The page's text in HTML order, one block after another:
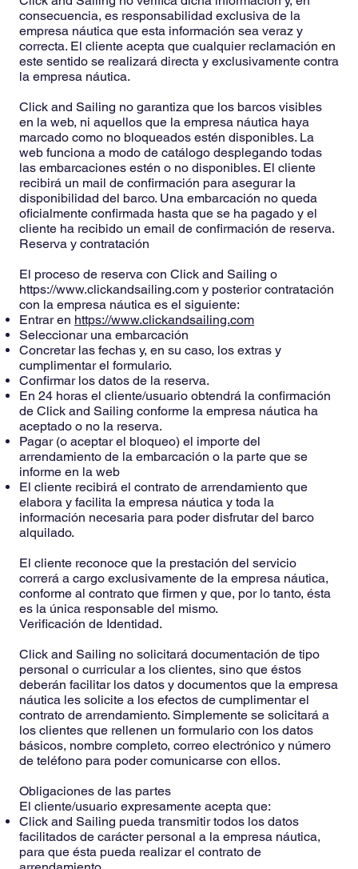
consecuencia, es responsabilidad exclusiva de la
empresa náutica que esta información sea veraz y
correcta. El cliente acepta que cualquier reclamación en
este sentido se realizará directa y exclusivamente contra
la empresa náutica.
Click and Sailing no garantiza que los barcos visibles
en la web, ni aquellos que la empresa náutica haya
marcado como no bloqueados estén disponibles. La
web funciona a modo de catálogo desplegando todas
las embarcaciones estén o no disponibles. El cliente
recibirá un mail de confirmación para asegurar la
disponibilidad del barco. Una embarcación no queda
oficialmente confirmada hasta que se ha pagado y el
cliente ha recibido un email de confirmación de reserva.
Reserva y contratación
El proceso de reserva con Click and Sailing o
https://www.clickandsailing.com y posterior contratación
con la empresa náutica es el siguiente:
Entrar en https://www.clickandsailing.com
Seleccionar una embarcación
Concretar las fechas y, en su caso, los extras y
cumplimentar el formulario.
Confirmar los datos de la reserva.
En 24 horas el cliente/usuario obtendrá la confirmación
de Click and Sailing conforme la empresa náutica ha
aceptado o no la reserva.
Pagar (o aceptar el bloqueo) el importe del
arrendamiento de la embarcación o la parte que se
informe en la web
El cliente recibirá el contrato de arrendamiento que
elabora y facilita la empresa náutica y toda la
información necesaria para poder disfrutar del barco
alquilado.
El cliente reconoce que la prestación del servicio
correrá a cargo exclusivamente de la empresa náutica,
conforme al contrato que firmen y que, por lo tanto, ésta
es la única responsable del mismo.
Verificación de Identidad.
Click and Sailing no solicitará documentación de tipo
personal o curricular a los clientes, sino que éstos
deberán facilitar los datos y documentos que la empresa
náutica les solicite a los efectos de cumplimentar el
contrato de arrendamiento. Simplemente se solicitará a
los clientes que rellenen un formulario con los datos
básicos, nombre completo, correo electrónico y número
de teléfono para poder comunicarse con ellos.
Obligaciones de las partes
El cliente/usuario expresamente acepta que:
Click and Sailing pueda transmitir todos los datos
facilitados de carácter personal a la empresa náutica,
para que ésta pueda realizar el contrato de